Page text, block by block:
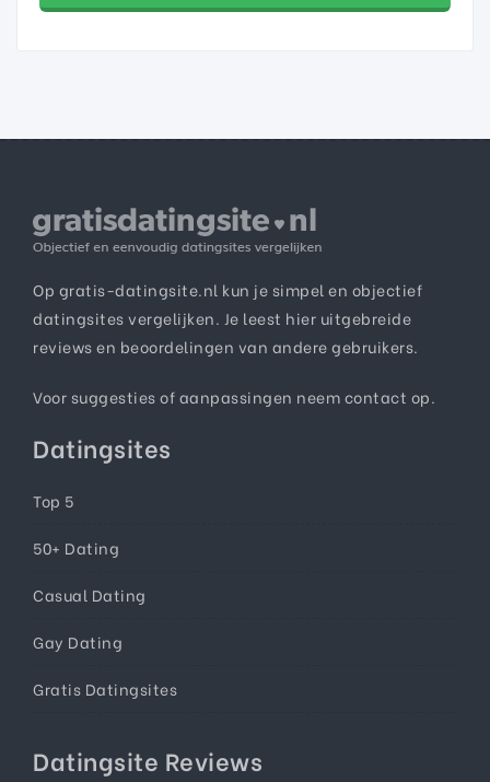
Op gratis-datingsite.nl kun je simpel en objectief
datingsites vergelijken. Je leest hier uitgebreide
reviews en beoordelingen van andere gebruikers.
Voor suggesties of aanpassingen neemcontact op.
Datingsites
Top 5
50+ Dating
Casual Dating
Gay Dating
Gratis Datingsites
Datingsite Reviews